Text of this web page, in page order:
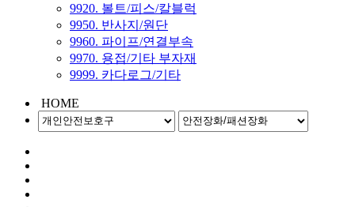
9920. 볼트/피스/칼블럭
9950. 반사지/원단
9960. 파이프/연결부속
9970. 용접/기타 부자재
9999. 카다로그/기타
HOME